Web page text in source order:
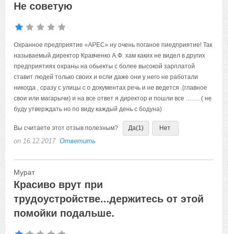
Не советую
Охранное предприятие «АРЕС» ну очень поганое пиедприятие! Так
называемый директор Кравченко А.Ф. хам каких не видел в других
предприятиях охраны на обьекты с более высокой зарплатой
ставит людей только своих и если даже они у него не работали
никогда , сразу с улицы с о документах речь и не ведется .(главное
свои или магарычи) и на все ответ я директор и пошли все ……. ( не
буду утверждать но по виду каждый день с бодуна)
Вы считаете этот отзыв полезным? Да(1) Нет
on 16.12.2017 Ответить
Мурат
Красиво врут при
трудоустройстве...держитесь от этой
помойки подальше.